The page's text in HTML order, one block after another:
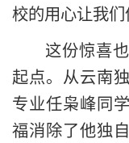
校的用心让我
这份惊喜
起点。从云南
专业任枭峰同
福消除了他独